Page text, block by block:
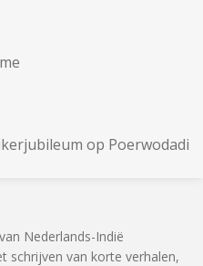
op Poerwodadi
Nederlands-Indië
schrijven van korte verhalen,